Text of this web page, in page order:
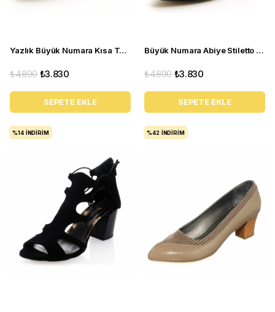
Yazlık Büyük Numara Kısa Topuklu Kadın Stiletto 5389 siyah
₺3.830
₺4.890
SEPETE EKLE
Büyük Numara Abiye Stiletto 1071 Siyah Rugan
₺3.830
₺4.890
SEPETE EKLE
%14 İNDIRIM %42 İNDIRIM